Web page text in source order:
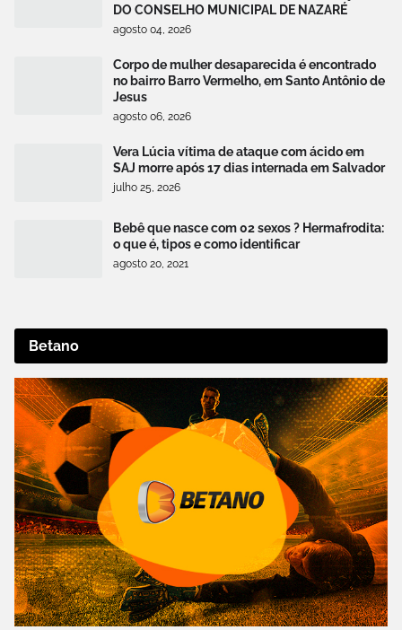
DO CONSELHO MUNICIPAL DE NAZARÉ
agosto 04, 2026
Corpo de mulher desaparecida é encontrado
no bairro Barro Vermelho, em Santo Antônio de
Jesus
agosto 06, 2026
Vera Lúcia vítima de ataque com ácido em
SAJ morre após 17 dias internada em Salvador
julho 25, 2026
Bebê que nasce com 02 sexos ? Hermafrodita:
o que é, tipos e como identificar
agosto 20, 2021
Betano